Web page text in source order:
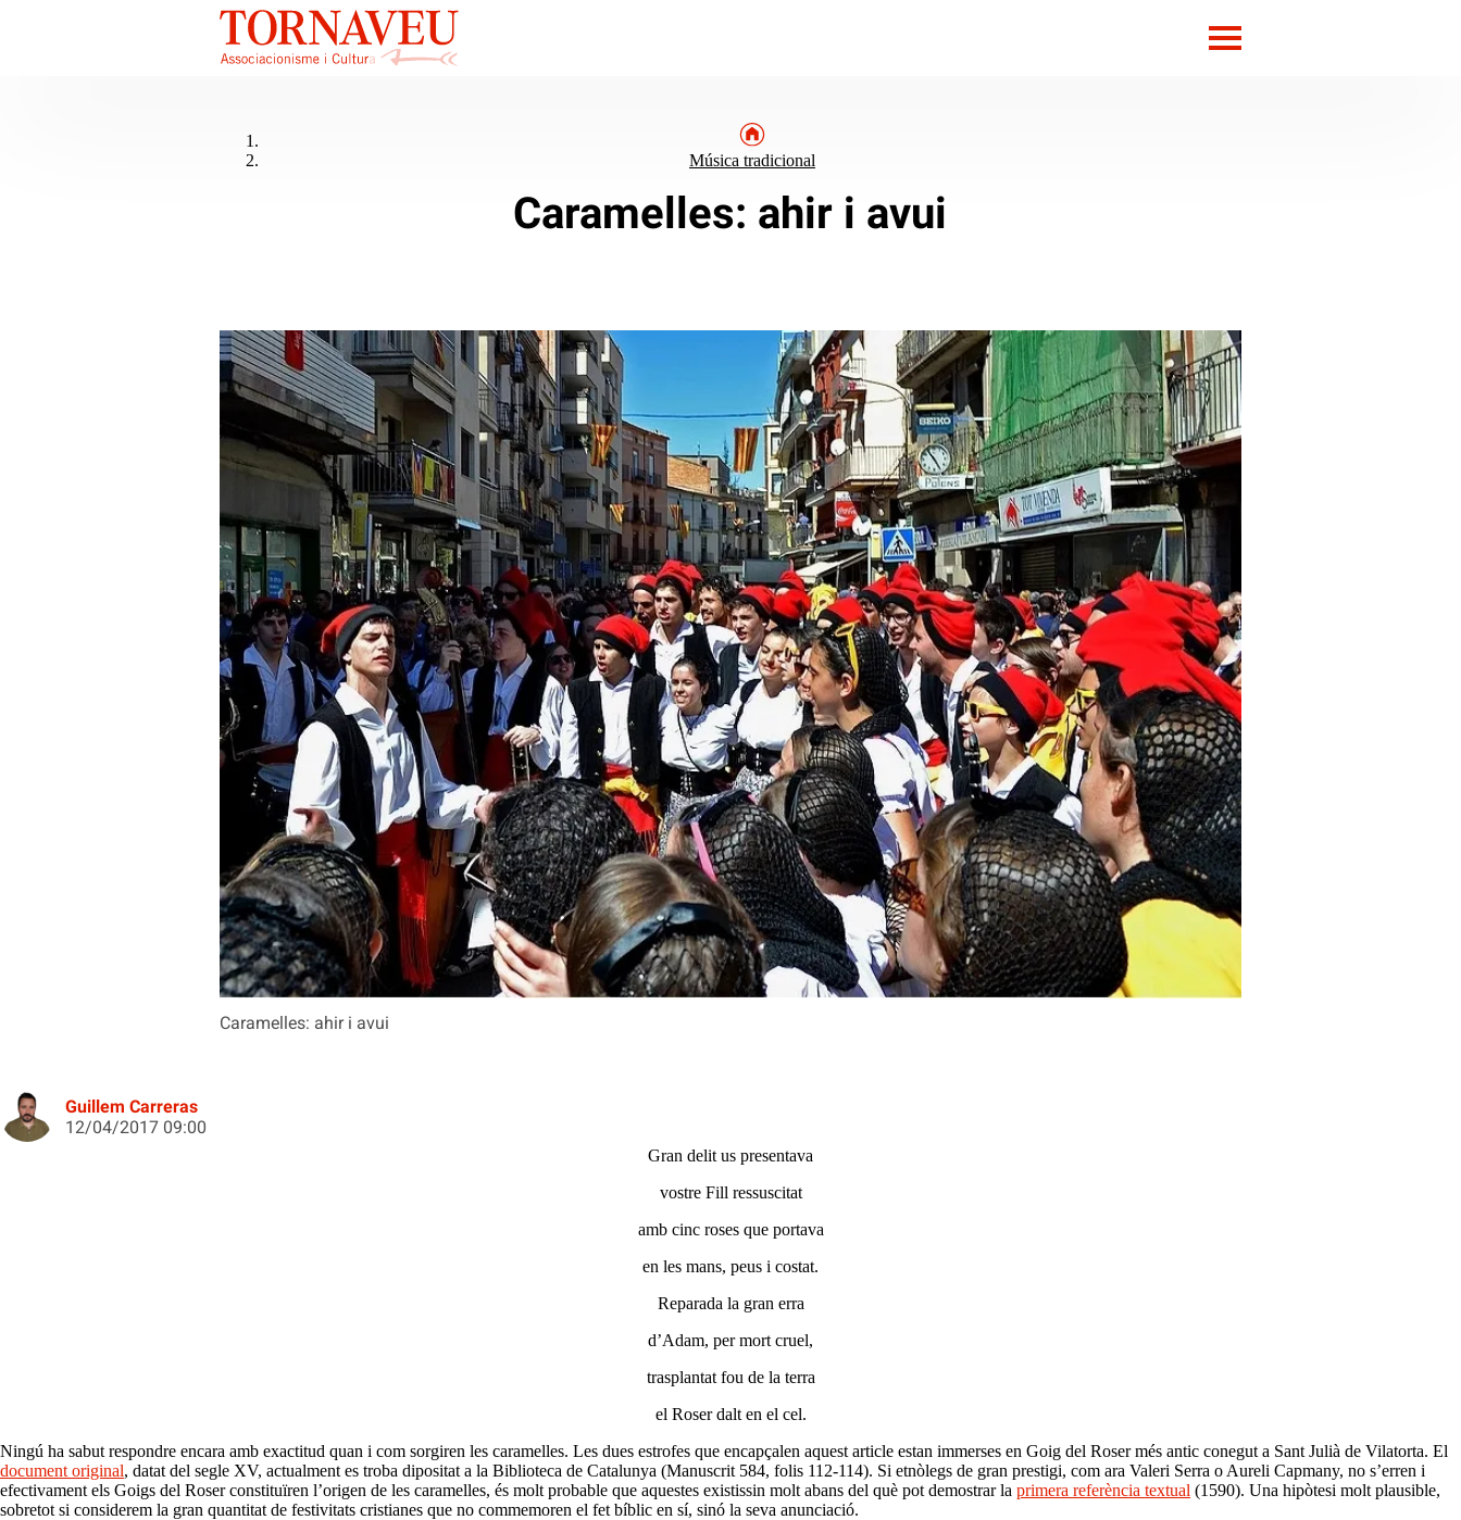
Caramelles: ahir i avui
Música tradicional
Caramelles: ahir i avui
Guillem Carreras
12/04/2017 09:00
Gran delit us presentava
vostre Fill ressuscitat
amb cinc roses que portava
en les mans, peus i costat.
Reparada la gran erra
d’Adam, per mort cruel,
trasplantat fou de la terra
el Roser dalt en el cel.
Ningú ha sabut respondre encara amb exactitud quan i com sorgiren les caramelles. Les dues estrofes que encapçalen aquest article estan immerses en Goig del Roser més antic conegut a Sant Julià de Vilatorta. El
document original, datat del segle XV, actualment es troba dipositat a la Biblioteca de Catalunya (Manuscrit 584, folis 112-114). Si etnòlegs de gran prestigi, com ara Valeri Serra o Aureli Capmany, no s’erren i
efectivament els Goigs del Roser constituïren l’origen de les caramelles, és molt probable que aquestes existissin molt abans del què pot demostrar la primera referència textual (1590). Una hipòtesi molt plausible,
sobretot si considerem la gran quantitat de festivitats cristianes que no commemoren el fet bíblic en sí, sinó la seva anunciació.